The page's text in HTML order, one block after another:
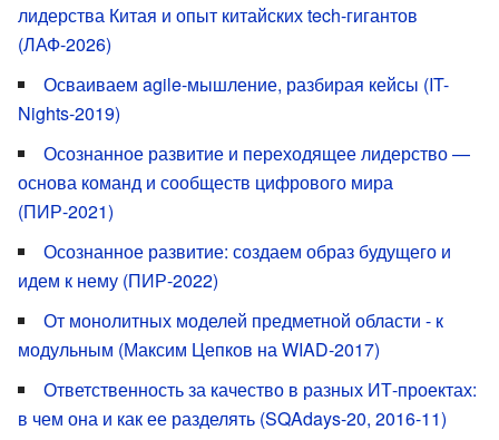
лидерства Китая и опыт китайских tech-гигантов
(ЛАФ-2026)
Осваиваем agile-мышление, разбирая кейсы (IT-
Nights-2019)
Осознанное развитие и переходящее лидерство —
основа команд и сообществ цифрового мира
(ПИР-2021)
Осознанное развитие: создаем образ будущего и
идем к нему (ПИР-2022)
От монолитных моделей предметной области - к
модульным (Максим Цепков на WIAD-2017)
Ответственность за качество в разных ИТ-проектах:
в чем она и как ее разделять (SQAdays-20, 2016-11)